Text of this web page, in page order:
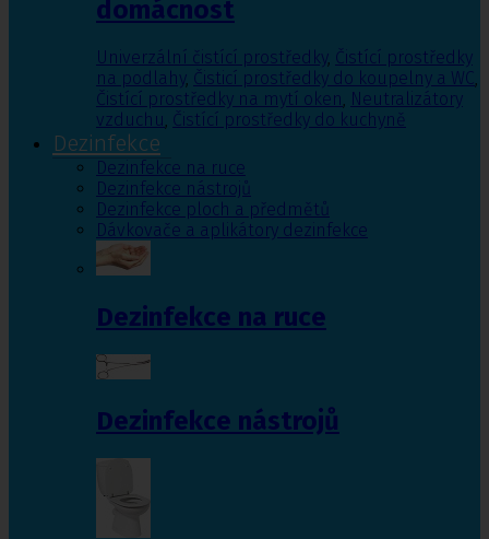
domácnost
Univerzální čistící prostředky, Čistící prostředky
na podlahy, Čisticí prostředky do koupelny a WC,
Čistící prostředky na mytí oken, Neutralizátory
vzduchu, Čistící prostředky do kuchyně
Dezinfekce
Dezinfekce na ruce
Dezinfekce nástrojů
Dezinfekce ploch a předmětů
Dávkovače a aplikátory dezinfekce
Dezinfekce na ruce
Dezinfekce nástrojů